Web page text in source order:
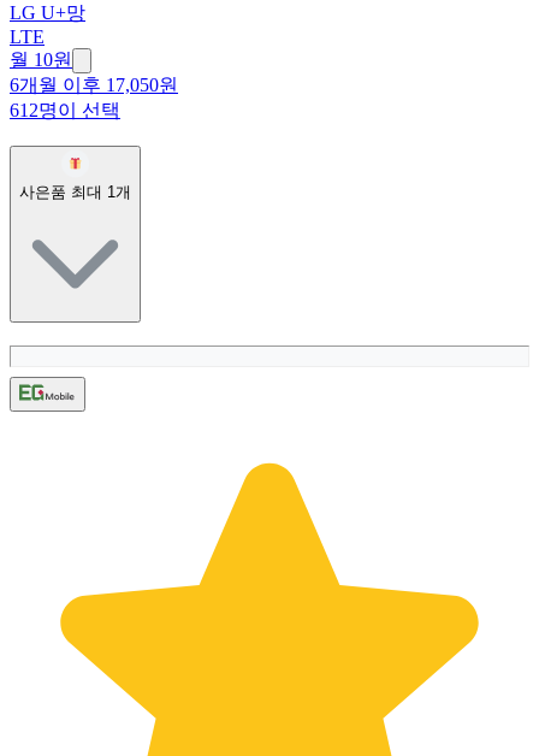
LG U+망
LTE
월 10원
6개월 이후 17,050원
612명이 선택
사은품 최대 1개